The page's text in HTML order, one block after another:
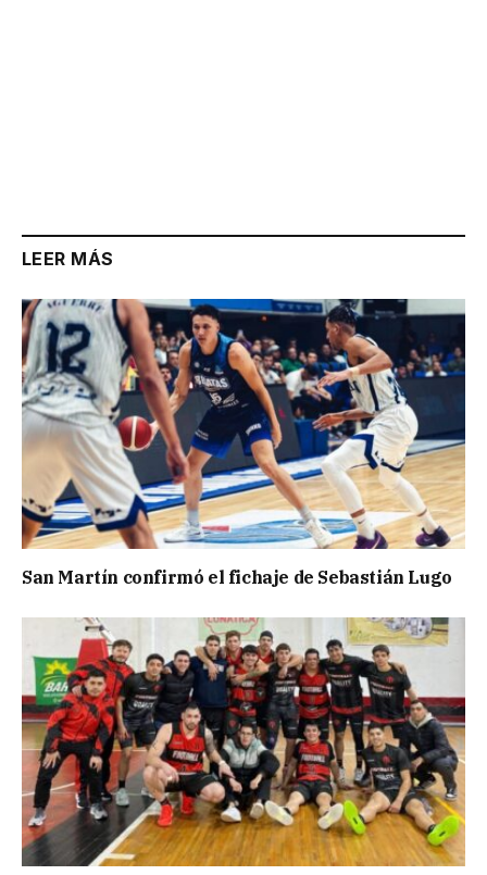
LEER MÁS
San Martín confirmó el fichaje de Sebastián Lugo